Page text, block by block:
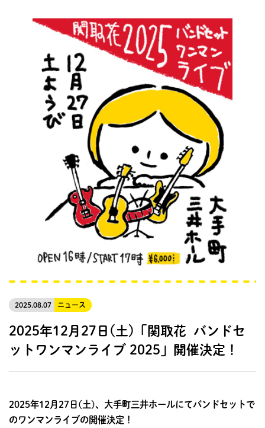
2025.08.07 ニュース
2025年12月27日(土)「関取花 バンドセ
ットワンマンライブ 2025」開催決定！
2025年12月27日(土)、大手町三井ホールにてバンドセットで
のワンマンライブの開催決定！